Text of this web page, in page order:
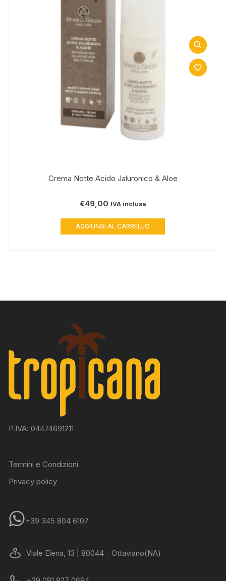
Crema Notte Acido Jaluronico & Aloe
€49,00 IVA inclusa
AGGIUNGI AL CARRELLO
P.IVA: 04474691211
Termini e Condizioni
Privacy policy
+39 345 804 6107
Viale Elena, 13 | 80044 - Ottaviano(NA)